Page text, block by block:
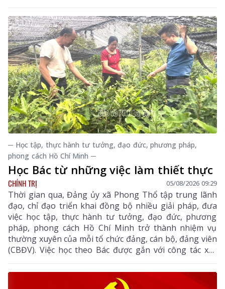
─ Học tập, thực hành tư tưởng, đạo đức, phương pháp,
phong cách Hồ Chí Minh ─
Học Bác từ những việc làm thiết thực
CHÍNH TRỊ 05/08/2026 09:29
Thời gian qua, Đảng ủy xã Phong Thổ tập trung lãnh
đạo, chỉ đạo triển khai đồng bộ nhiều giải pháp, đưa
việc học tập, thực hành tư tưởng, đạo đức, phương
pháp, phong cách Hồ Chí Minh trở thành nhiệm vụ
thường xuyên của mỗi tổ chức đảng, cán bộ, đảng viên
(CBĐV). Việc học theo Bác được gắn với công tác xây
dựng Đảng, thực hiện nhiệm vụ chính trị và phục vụ
nhân dân, góp phần nâng cao năng lực lãnh đạo, sức
chiến đấu của tổ chức Đảng, thúc đẩy kinh tế - xã hội